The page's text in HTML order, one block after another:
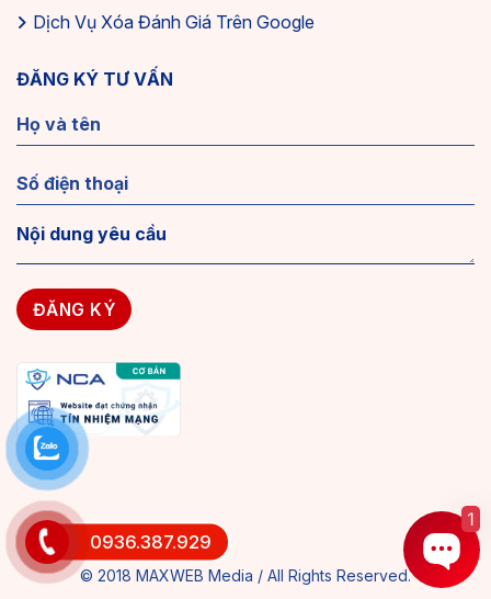
Dịch Vụ Xóa Đánh Giá Trên Google
ĐĂNG KÝ TƯ VẤN
© 2018 MAXWEB Media / All Rights Reserved.
0936.387.929
1